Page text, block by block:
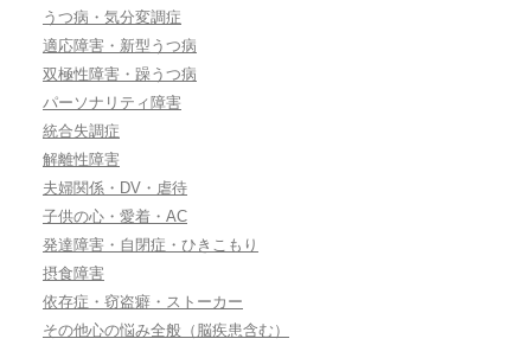
うつ病・気分変調症
適応障害・新型うつ病
双極性障害・躁うつ病
パーソナリティ障害
統合失調症
解離性障害
夫婦関係・DV・虐待
子供の心・愛着・AC
発達障害・自閉症・ひきこもり
摂食障害
依存症・窃盗癖・ストーカー
その他心の悩み全般（脳疾患含む）